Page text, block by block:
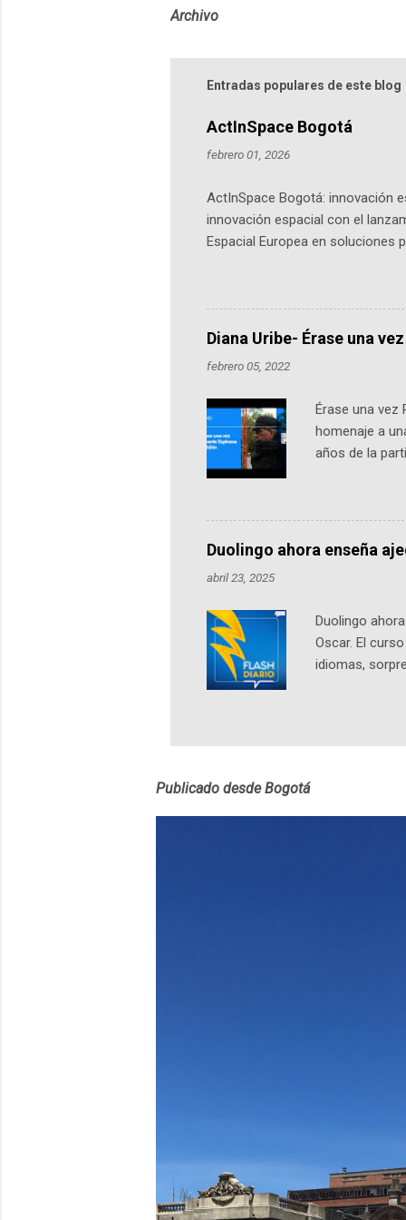
Archivo
Entradas populares de este blog
ActInSpace Bogotá
febrero 01, 2026
ActInSpace Bogotá: innovación
innovación espacial con el
Espacial Europea en soluciones
emprendedores y estudiantes.
más de 60 ciudades, donde
datos orbitales. En Bogotá,
Diana Uribe- Érase una
febrero 05, 2022
Érase una vez
homenaje a
años de la
podcast, de
nuestro
Notas del
pueden
Duolingo ahora enseña
abril 23, 2025
Duolingo
Oscar. El
idiomas,
estará
personajes
Publicado desde Bogotá